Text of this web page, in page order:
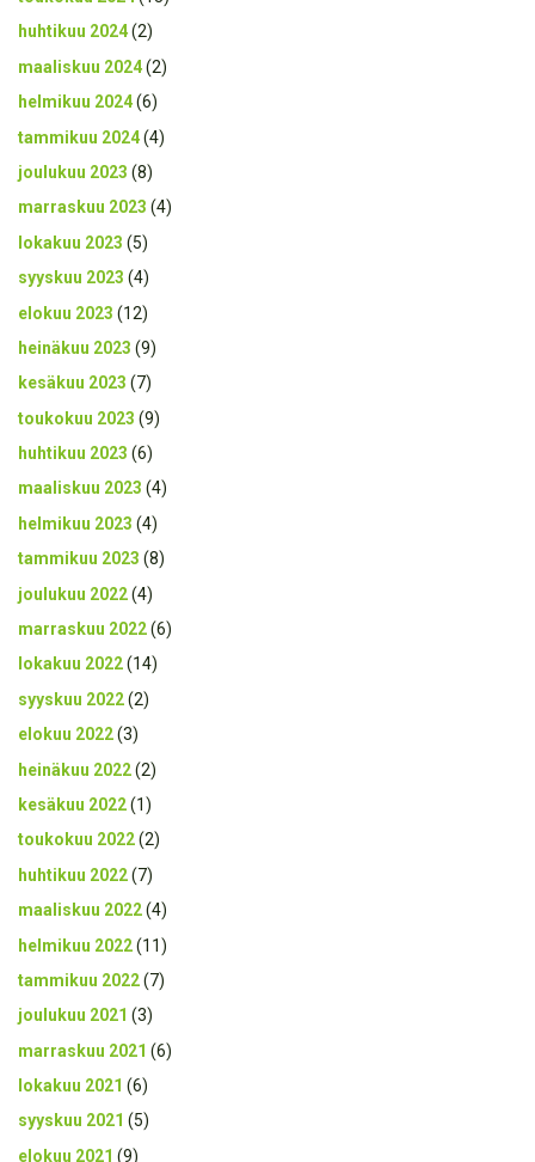
huhtikuu 2024(2)
maaliskuu 2024(2)
helmikuu 2024(6)
tammikuu 2024(4)
joulukuu 2023 (8)
marraskuu 2023 (4)
lokakuu 2023 (5)
syyskuu 2023 (4)
elokuu 2023 (12)
heinäkuu 2023 (9)
kesäkuu 2023 (7)
toukokuu 2023 (9)
huhtikuu 2023 (6)
maaliskuu 2023 (4)
helmikuu 2023 (4)
tammikuu 2023 (8)
joulukuu 2022(4)
marraskuu 2022(6)
lokakuu 2022(14)
syyskuu 2022(2)
elokuu 2022(3)
heinäkuu 2022(2)
kesäkuu 2022(1)
toukokuu 2022(2)
huhtikuu 2022(7)
maaliskuu 2022(4)
helmikuu 2022(11)
tammikuu 2022(7)
joulukuu 2021 (3)
marraskuu 2021 (6)
lokakuu 2021 (6)
syyskuu 2021 (5)
elokuu 2021 (9)